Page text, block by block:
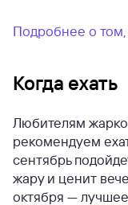
Подробнее о том,
Когда ехать
Любителям
рекомендуем
сентябрь
жару и ценит
октября —